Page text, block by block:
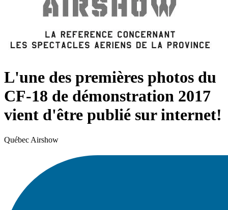
L'une des premières photos du
CF-18 de démonstration 2017
vient d'être publié sur internet!
Québec Airshow